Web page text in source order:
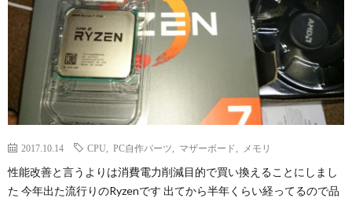
2017.10.14 CPU PC自作パーツ マザーボード メモリ
性能改善と言うよりは消費電力削減目的で買い換えることにしまし
た 今年出た流行りのRyzenです 出てから半年くらい経ってるので品